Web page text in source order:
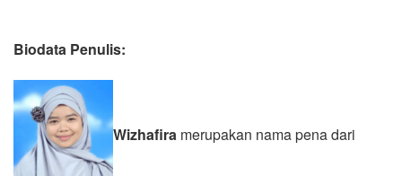
Biodata Penulis:
Wizhafira merupakan nama pena dari